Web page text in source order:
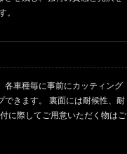
。
各車種毎に事前にカッティング
できます。 裏面には耐候性、耐
に際してご用意いただく物はご